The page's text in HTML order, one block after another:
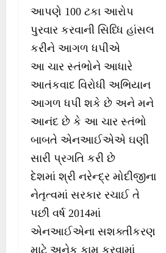
આપણે 100 ટકા આરોપ
પુરવાર કરવાની સિધ્ધિ હાંસલ
કરીને આગળ ધપીએ
આ ચાર સ્તંભોને આધારે
આતંકવાદ વિરોધી અભિયાન
આગળ ધપી શકે છે અને મને
આનંદ છે કે આ ચાર સ્તંભો
બાબતે એનઆઈએએ ઘણી
સારી પ્રગતિ કરી છે
દેશમાં શ્રી નરેન્દ્ર મોદીજીના
નેતૃત્વમાં સરકાર રચાઈ તે
પછી વર્ષ 2014માં
એનઆઈએના સશક્તીકરણ
માટે અનેક કામ કરવામાં